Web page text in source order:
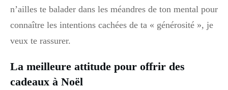
n’ailles te balader dans les méandres de ton mental pour
connaître les intentions cachées de ta « générosité », je
veux te rassurer.
La meilleure attitude pour offrir des
cadeaux à Noël